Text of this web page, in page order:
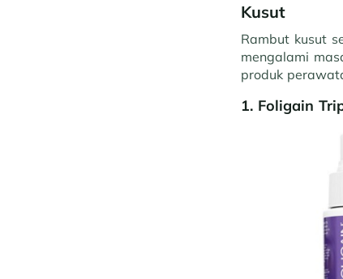
Kusut
Rambut kusut
mengalami
produk
1. Foligain